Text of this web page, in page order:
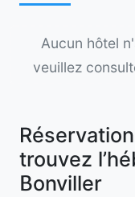
Aucun hôtel
veuillez
trouvez
Bonviller